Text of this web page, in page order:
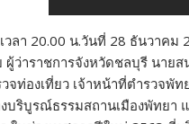
วลา 20.00 น.วันที่ 28 ธันวาค
ผู้ว่าราชการจังหวัดชลบุรี นาย
จท่องเที่ยว เจ้าหน้าที่ตำรวจพั
บริบูรณ์ธรรมสถานเมืองพัทยา